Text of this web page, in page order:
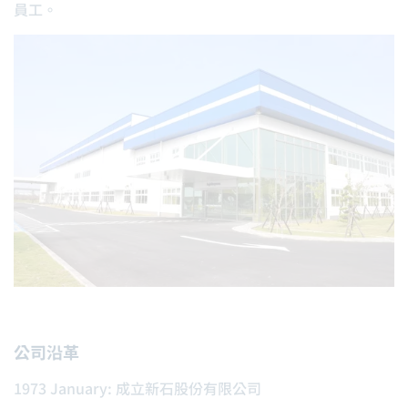
員工。
公司沿革
1973 January: 成立新石股份有限公司